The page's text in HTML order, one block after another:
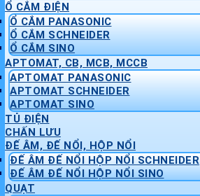
Ổ CẮM ĐIỆN
Ổ CẮM PANASONIC
Ổ CẮM SCHNEIDER
Ổ CẮM SINO
APTOMAT, CB, MCB, MCCB
APTOMAT PANASONIC
APTOMAT SCHNEIDER
APTOMAT SINO
TỦ ĐIỆN
CHẤN LƯU
ĐẾ ÂM, ĐẾ NỔI, HỘP NỔI
ĐẾ ÂM ĐẾ NỔI HỘP NỔI SCHNEIDER
ĐẾ ÂM ĐẾ NỔI HỘP NỔI SINO
QUẠT